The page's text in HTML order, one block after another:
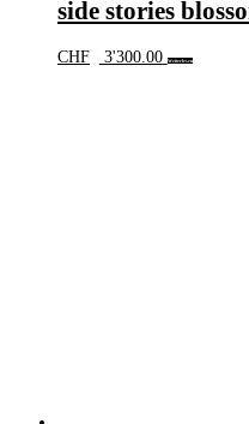
side stories
CHF 3'300.00 Weiterlesen